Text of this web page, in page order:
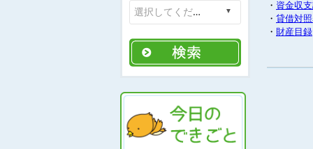
・ 資金収
・ 貸借対
・ 財産目録